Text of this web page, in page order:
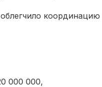
000 000,